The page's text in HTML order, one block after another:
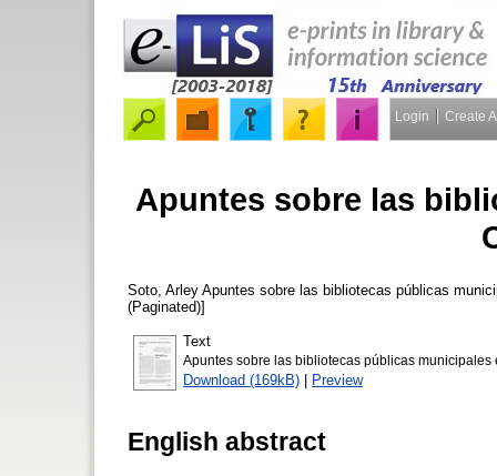
Login Create
Apuntes sobre las
Soto, Arley Apuntes sobre las bibliotecas públicas
(Paginated)]
Text
Apuntes sobre las bibliotecas públicas municipales
Download (169kB) | Preview
English abstract